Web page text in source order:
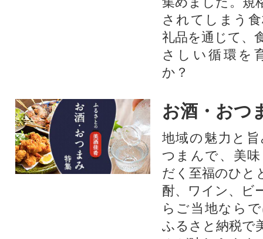
されてしまう
礼品を通じて、
さしい循環を
か？​
お酒・おつ
地域の魅力と
つまんで、美
だく至福のひと
酎、ワイン、ビ
らご当地なら
ふるさと納税で